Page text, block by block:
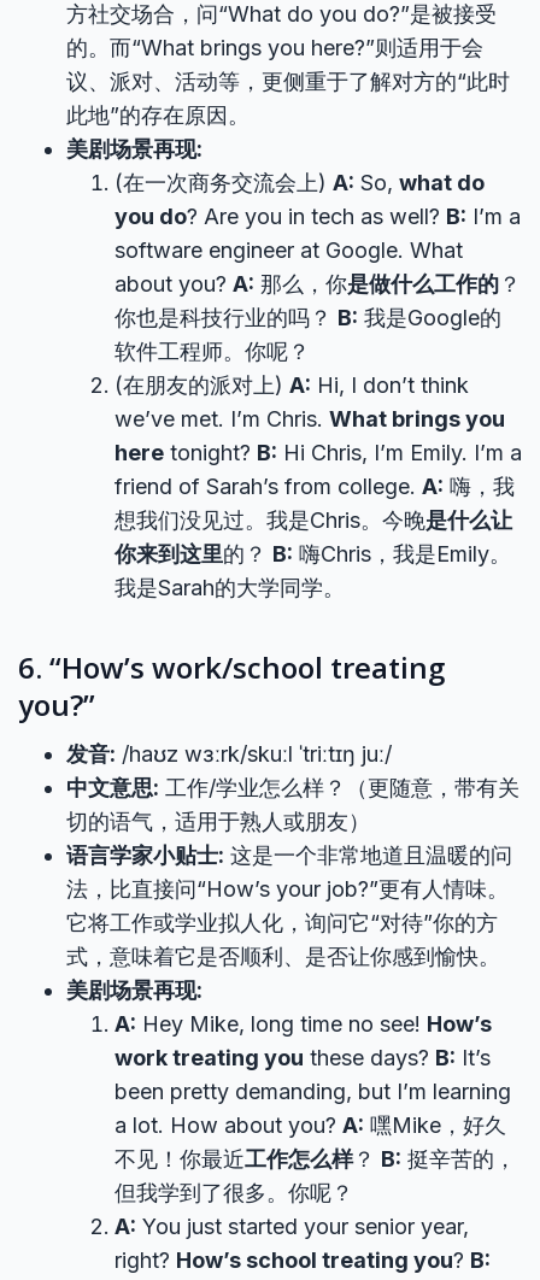
方社交场合，问“What do you do?”是被接受
的。而“What brings you here?”则适用于会
议、派对、活动等，更侧重于了解对方的“此时
此地”的存在原因。
美剧场景再现:
(在一次商务交流会上) A: So, what do
you do? Are you in tech as well? B: I’m a
software engineer at Google. What
about you? A: 那么，你是做什么工作的 ？
你也是科技行业的吗？ B: 我是Google的
软件工程师。你呢？
(在朋友的派对上) A: Hi, I don’t think
we’ve met. I’m Chris. What brings you
here tonight? B: Hi Chris, I’m Emily. I’m a
friend of Sarah’s from college. A: 嗨，我
想我们没见过。我是Chris。今晚是什么让
你来到这里的？ B: 嗨Chris，我是Emily。
我是Sarah的大学同学。
6. “How’s work/school treating
you?”
发音: /haʊz wɜːrk/skuːl ˈtriːtɪŋ juː/
中文意思: 工作/学业怎么样？（更随意，带有关
切的语气，适用于熟人或朋友）
语言学家小贴士: 这是一个非常地道且温暖的问
法，比直接问“How’s your job?”更有人情味。
它将工作或学业拟人化，询问它“对待”你的方
式，意味着它是否顺利、是否让你感到愉快。
美剧场景再现:
A: Hey Mike, long time no see! How’s
work treating you these days? B: It’s
been pretty demanding, but I’m learning
a lot. How about you? A: 嘿Mike，好久
不见！你最近工作怎么样？ B: 挺辛苦的，
但我学到了很多。你呢？
A: You just started your senior year,
right? How’s school treating you? B: